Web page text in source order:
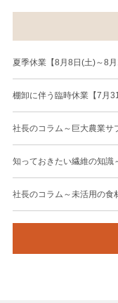
夏季休業【8月8日(土)～8
棚卸に伴う臨時休業【7月
社長のコラム～巨大農業サ
知っておきたい繊維の知識
社長のコラム～未活用の食